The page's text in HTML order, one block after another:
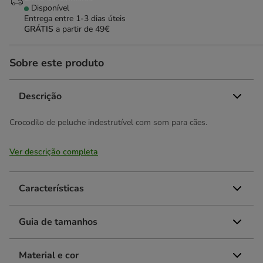
Disponível
Entrega entre 1-3 dias úteis
GRÁTIS a partir de 49€
Sobre este produto
Descrição
Crocodilo de peluche indestrutível com som para cães.
Ver descrição completa
Características
Guia de tamanhos
Material e cor